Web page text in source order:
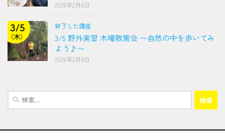
2026年2月6日
終了した講座
3/5 野外実習 木曜散策会 〜自然の中を歩いてみ
よう♪〜
2026年2月6日
検
索: